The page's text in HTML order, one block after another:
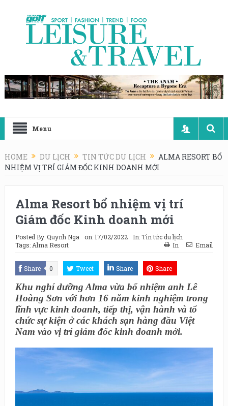
Menu
HOME DU LỊCH TIN TỨC DU LỊCH
ALMA RESORT BỔ
NHIỆM VỊ TRÍ GIÁM ĐỐC KINH DOANH MỚI
Alma Resort bổ nhiệm vị trí
Giám đốc Kinh doanh mới
Posted By:Quynh Nga on:17/02/2022 In:Tin tức du lịch
Tags: Alma Resort In Email
Share 0 Tweet Share Share
Khu nghỉ dưỡng Alma vừa bổ nhiệm anh Lê
Hoàng Sơn với hơn 16 năm kinh nghiệm trong
lĩnh vực kinh doanh, tiếp thị, vận hành và tổ
chức sự kiện ở các khách sạn hàng đầu Việt
Nam vào vị trí giám đốc kinh doanh mới.